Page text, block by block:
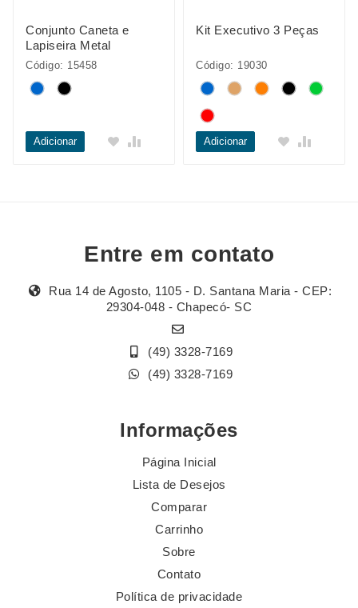
Conjunto Caneta e
Lapiseira Metal
Código: 15458
Adicionar
Kit Executivo 3 Peças
Código: 19030
Adicionar
Entre em contato
Rua 14 de Agosto, 1105 - D. Santana Maria - CEP:
29304-048 - Chapecó- SC
(49) 3328-7169
(49) 3328-7169
Informações
Página Inicial
Lista de Desejos
Comparar
Carrinho
Sobre
Contato
Política de privacidade